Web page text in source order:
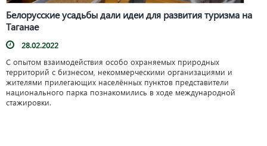
Белорусские усадьбы дали идеи для развития туризма на
Таганае
28.02.2022
С опытом взаимодействия особо охраняемых природных
территорий с бизнесом, некоммерческими организациями и
жителями прилегающих населённых пунктов представители
национального парка познакомились в ходе международной
стажировки.